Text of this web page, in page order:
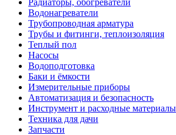
Радиаторы, обогреватели
Водонагреватели
Трубопроводная арматура
Трубы и фитинги, теплоизоляция
Теплый пол
Насосы
Водоподготовка
Баки и ёмкости
Измерительные приборы
Автоматизация и безопасность
Инструмент и расходные материалы
Техника для дачи
Запчасти